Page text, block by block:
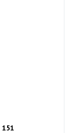
151